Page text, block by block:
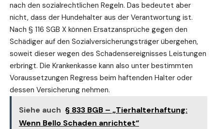
nach den sozialrechtlichen Regeln. Das bedeutet aber
nicht, dass der Hundehalter aus der Verantwortung ist.
Nach § 116 SGB X können Ersatzansprüche gegen den
Schädiger auf den Sozialversicherungsträger übergehen,
soweit dieser wegen des Schadensereignisses Leistungen
erbringt. Die Krankenkasse kann also unter bestimmten
Voraussetzungen Regress beim haftenden Halter oder
dessen Versicherung nehmen.
Siehe auch § 833 BGB – „Tierhalterhaftung:
Wenn Bello Schaden anrichtet“